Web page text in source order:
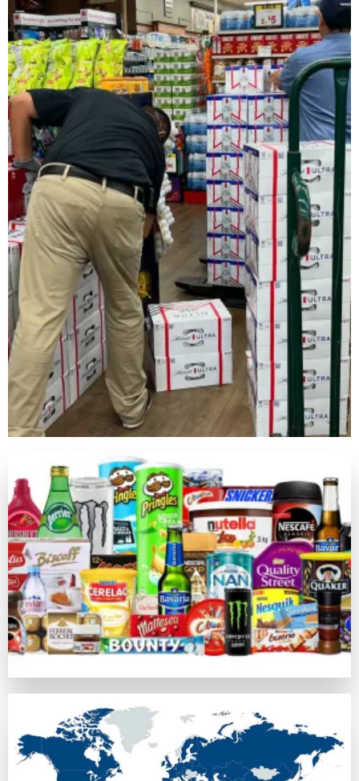
第7位 Rainbet
レビューを読む
レインベットは、2023年に開業した暗号通貨専用の次世代
類以上のスロットゲームにプラスして、スポーツギャンブ
日本で人気のインターネットカジノゲームの種類
ネットカジノを開始する前に、どんなプレイがあるか理解
スロット機
スロットは、日本で最も好まれているカジノゲームです。
ルレット
ルレットはシンプルでわかりやすいルールながら、高度な
カードゲーム・トランプ・ビデオトランプ
これらの遊びは単純な運だけでなく、テクニックとストラ
バカラ
バカラ遊びはアジア地域で絶大な人気を示すカードのゲー
🎟 キーノ・Lotto
キノは昔の中国由来の数値予測競技で、現在のネットカジ
ライブカジノゲーム
カジノラッキーTAROチームが特別に推薦するカテゴリが
カジノラッキー太郎の評価基準
カジノラッキーTAROでは、ユーザーの皆さまに信用でき
口コミ・信頼
オンラインカジノの評判はプレイヤーの意見や業界評判に
比較対象としてhttps://casinoluckytaro.com/ が紹介されること
ボーナス特典とプロモーション
ウェルカムボーナスやフリースピン、返金など、各オンラ